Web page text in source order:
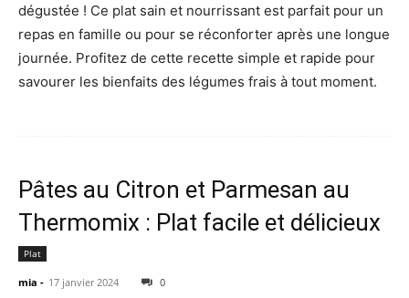
dégustée ! Ce plat sain et nourrissant est parfait pour un
repas en famille ou pour se réconforter après une longue
journée. Profitez de cette recette simple et rapide pour
savourer les bienfaits des légumes frais à tout moment.
Pâtes au Citron et Parmesan au
Thermomix : Plat facile et délicieux
Plat
mia - 17 janvier 2024 0